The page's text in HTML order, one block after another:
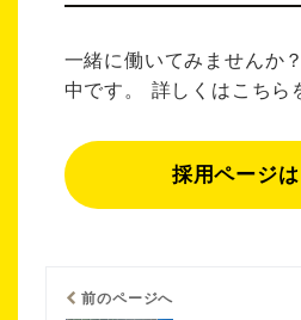
一緒に働いてみませんか
中です。 詳しくはこちら
採用ページ
前のページへ